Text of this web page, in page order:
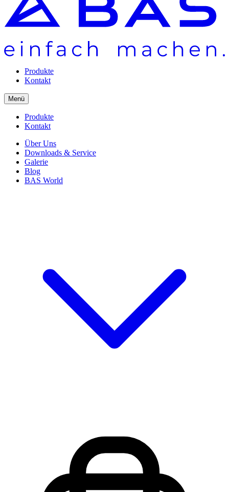
Produkte
Kontakt
Menü
Produkte
Kontakt
Über Uns
Downloads & Service
Galerie
Blog
BAS World